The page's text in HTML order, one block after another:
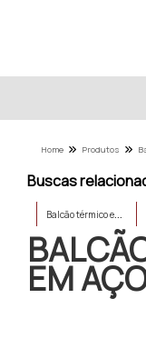
Home Produtos
Buscas
B
alcão térmico em inox
EM